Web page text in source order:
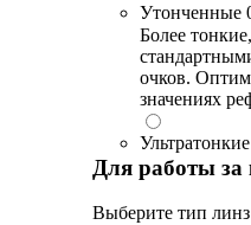
Утонченные
Более
очков.
значениях
Ультратонкие
Для работы
Выберите тип линз